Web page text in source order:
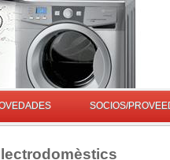
SOCIOS/